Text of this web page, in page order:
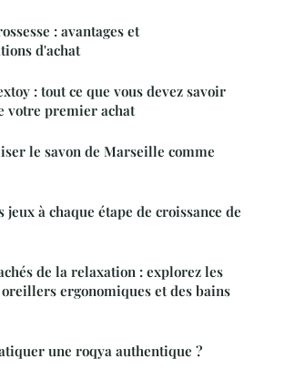
: avantages et
d'achat
: tout ce que vous devez savoir
votre premier achat
le savon de Marseille comme
jeux à chaque étape de croissance de
de la relaxation : explorez les
ergonomiques et des bains
une roqya authentique ?